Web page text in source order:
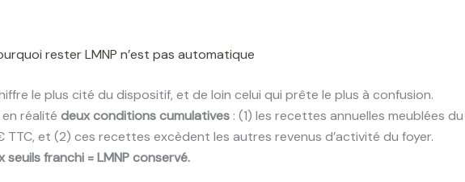
rester LMNP n’est pas automatique
le plus cité du dispositif, et de loin celui qui prête le plus à confusion.
en réalité deux conditions cumulatives : (1) les recettes annuelles meublées du
et (2) ces recettes excèdent les autres revenus d’activité du foyer.
seuils franchi = LMNP conservé.